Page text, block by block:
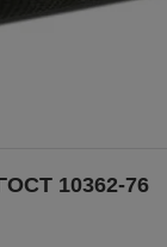
10362-76